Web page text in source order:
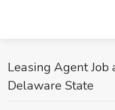
Leasing Agent Job
Delaware State